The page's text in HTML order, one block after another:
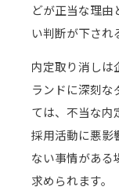
どが正当な理
い判断が下され
内定取り消しは
ランドに深刻な
ては、不当な内
採用活動に悪影
ない事情がある
求められます。